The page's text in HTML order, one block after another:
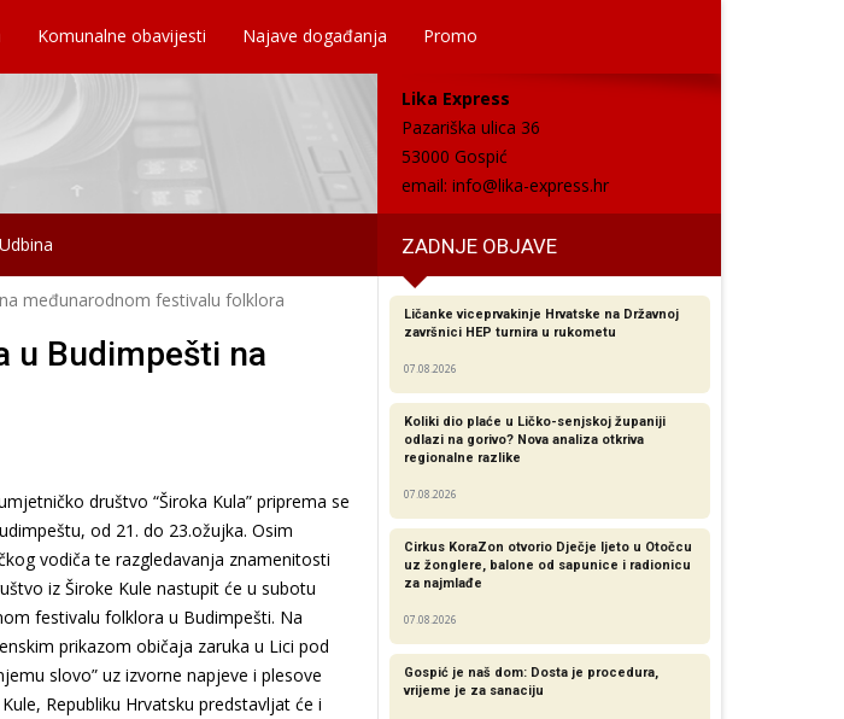
Komunalne obavijesti Najave događanja Promo
Lika Express
Pazariška ulica 36
53000 Gospić
email: info@lika-express.hr
Udbina ZADNJE OBJAVE
međunarodnom festivalu folklora
u Budimpešti na
društvo “Široka Kula” priprema se
od 21. do 23.ožujka. Osim
vodiča te razgledavanja znamenitosti
iz Široke Kule nastupit će u subotu
festivalu folklora u Budimpešti. Na
prikazom običaja zaruka u Lici pod
slovo” uz izvorne napjeve i plesove
Republiku Hrvatsku predstavljat će i
Ličanke viceprvakinje Hrvatske na Državnoj
završnici HEP turnira u rukometu
07.08.2026
Koliki dio plaće u Ličko-senjskoj županiji
odlazi na gorivo? Nova analiza otkriva
regionalne razlike​
07.08.2026
Cirkus KoraZon otvorio Dječje ljeto u Otočcu
uz žonglere, balone od sapunice i radionicu
za najmlađe
07.08.2026
Gospić je naš dom: Dosta je procedura,
vrijeme je za sanaciju